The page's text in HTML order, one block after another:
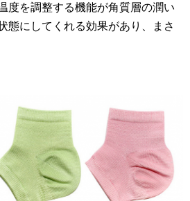
度を調整する機能が角質層の潤い
態にしてくれる効果があり、まさ